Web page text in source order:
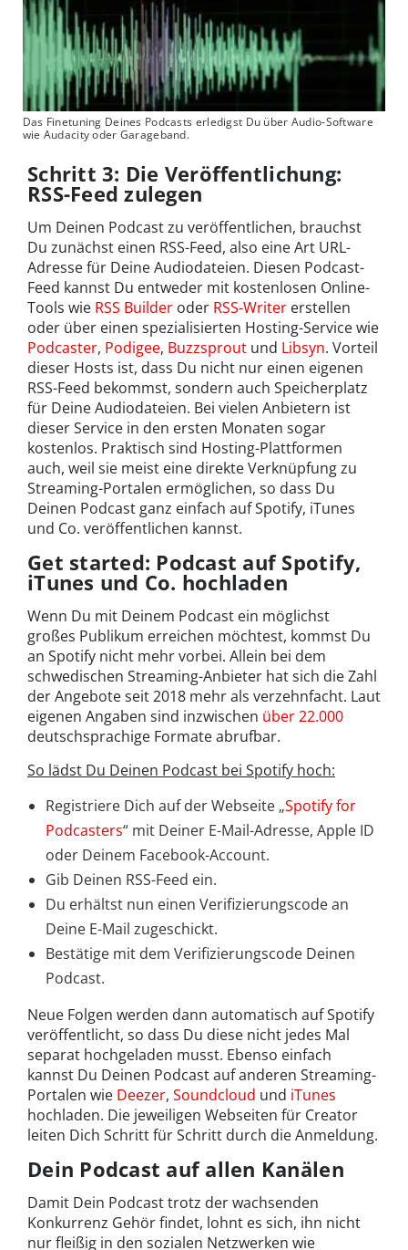
Das Finetuning Deines Podcasts erledigst Du über Audio-Software
wie Audacity oder Garageband.
Schritt 3: Die Veröffentlichung:
RSS-Feed zulegen
Um Deinen Podcast zu veröffentlichen, brauchst
Du zunächst einen RSS-Feed, also eine Art URL-
Adresse für Deine Audiodateien. Diesen Podcast-
Feed kannst Du entweder mit kostenlosen Online-
Tools wie RSS Builder oder RSS-Writer erstellen
oder über einen spezialisierten Hosting-Service wie
Podcaster, Podigee, Buzzsprout und Libsyn. Vorteil
dieser Hosts ist, dass Du nicht nur einen eigenen
RSS-Feed bekommst, sondern auch Speicherplatz
für Deine Audiodateien. Bei vielen Anbietern ist
dieser Service in den ersten Monaten sogar
kostenlos. Praktisch sind Hosting-Plattformen
auch, weil sie meist eine direkte Verknüpfung zu
Streaming-Portalen ermöglichen, so dass Du
Deinen Podcast ganz einfach auf Spotify, iTunes
und Co. veröffentlichen kannst.
Get started: Podcast auf Spotify,
iTunes und Co. hochladen
Wenn Du mit Deinem Podcast ein möglichst
großes Publikum erreichen möchtest, kommst Du
an Spotify nicht mehr vorbei. Allein bei dem
schwedischen Streaming-Anbieter hat sich die Zahl
der Angebote seit 2018 mehr als verzehnfacht. Laut
eigenen Angaben sind inzwischen über 22.000
deutschsprachige Formate abrufbar.
So lädst Du Deinen Podcast bei Spotify hoch:
Registriere Dich auf der Webseite „Spotify for
Podcasters“ mit Deiner E-Mail-Adresse, Apple ID
oder Deinem Facebook-Account.
Gib Deinen RSS-Feed ein.
Du erhältst nun einen Verifizierungscode an
Deine E-Mail zugeschickt.
Bestätige mit dem Verifizierungscode Deinen
Podcast.
Neue Folgen werden dann automatisch auf Spotify
veröffentlicht, so dass Du diese nicht jedes Mal
separat hochgeladen musst. Ebenso einfach
kannst Du Deinen Podcast auf anderen Streaming-
Portalen wie Deezer, Soundcloud und iTunes
hochladen. Die jeweiligen Webseiten für Creator
leiten Dich Schritt für Schritt durch die Anmeldung.
Dein Podcast auf allen Kanälen
Damit Dein Podcast trotz der wachsenden
Konkurrenz Gehör findet, lohnt es sich, ihn nicht
nur fleißig in den sozialen Netzwerken wie